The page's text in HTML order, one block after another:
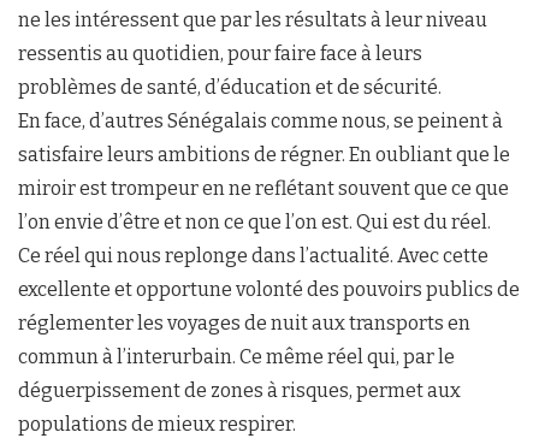
ne les intéressent que par les résultats à leur niveau
ressentis au quotidien, pour faire face à leurs
problèmes de santé, d’éducation et de sécurité.
En face, d’autres Sénégalais comme nous, se peinent à
satisfaire leurs ambitions de régner. En oubliant que le
miroir est trompeur en ne reflétant souvent que ce que
l’on envie d’être et non ce que l’on est. Qui est du réel.
Ce réel qui nous replonge dans l’actualité. Avec cette
excellente et opportune volonté des pouvoirs publics de
réglementer les voyages de nuit aux transports en
commun à l’interurbain. Ce même réel qui, par le
déguerpissement de zones à risques, permet aux
populations de mieux respirer.